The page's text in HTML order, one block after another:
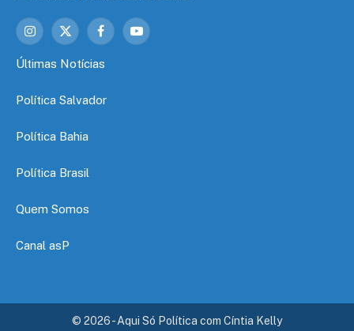
Instagram
X
FacebookYouTube
Últimas Notícias
Política Salvador
Política Bahia
Política Brasil
Quem Somos
Canal asP
© 2026 - Aqui Só Política com Cíntia Kelly